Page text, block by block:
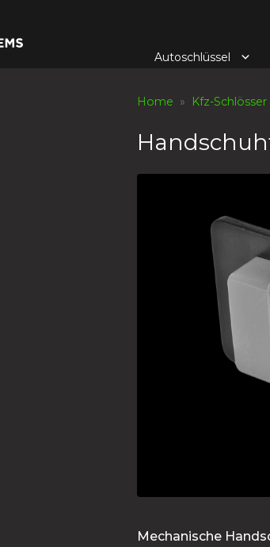
Autoschlüssel
Home » Kfz-Schlösser
Mechanische